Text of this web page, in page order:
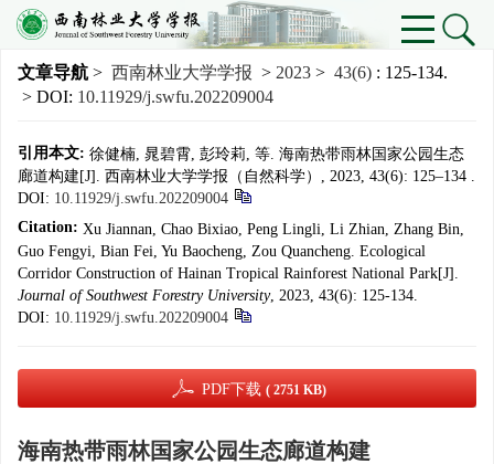
文章导航 > 西南林业大学学报 > 2023 > 43(6) : 125-134.
> DOI: 10.11929/j.swfu.202209004
引用本文: 徐健楠, 晁碧霄, 彭玲莉, 等. 海南热带雨林国家公园生态
廊道构建[J]. 西南林业大学学报（自然科学）, 2023, 43(6): 125–134 .
DOI: 10.11929/j.swfu.202209004
Citation: Xu Jiannan, Chao Bixiao, Peng Lingli, Li Zhian, Zhang Bin,
Guo Fengyi, Bian Fei, Yu Baocheng, Zou Quancheng. Ecological
Corridor Construction of Hainan Tropical Rainforest National Park[J].
Journal of Southwest Forestry University, 2023, 43(6): 125-134.
DOI: 10.11929/j.swfu.202209004
PDF下载 ( 2751 KB)
海南热带雨林国家公园生态廊道构建